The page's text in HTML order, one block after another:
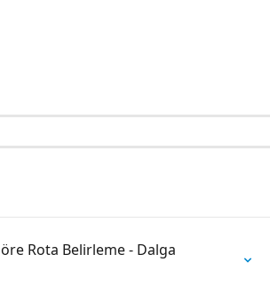
Rota Belirleme - Dalga